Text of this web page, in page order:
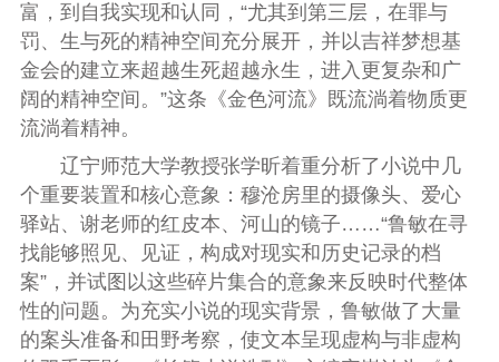
富，到自我实现和认同，“尤其到第三层，在罪与
罚、生与死的精神空间充分展开，并以吉祥梦想基
金会的建立来超越生死超越永生，进入更复杂和广
阔的精神空间。”这条《金色河流》既流淌着物质更
流淌着精神。
辽宁师范大学教授张学昕着重分析了小说中几
个重要装置和核心意象：穆沧房里的摄像头、爱心
驿站、谢老师的红皮本、河山的镜子……“鲁敏在寻
找能够照见、见证，构成对现实和历史记录的档
案”，并试图以这些碎片集合的意象来反映时代整体
性的问题。为充实小说的现实背景，鲁敏做了大量
的案头准备和田野考察，使文本呈现虚构与非虚构